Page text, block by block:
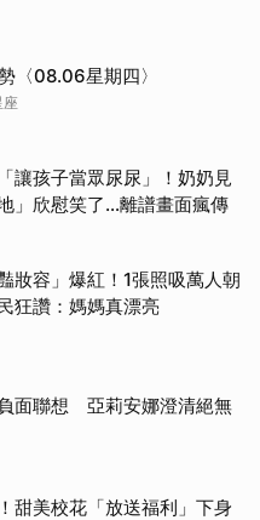
〈08.06星期四〉
讓孩子當眾尿尿」！奶奶見
」欣慰笑了…離譜畫面瘋傳
妝容」爆紅！1張照吸萬人朝
狂讚：媽媽真漂亮
面聯想 亞莉安娜澄清絕無
甜美校花「放送福利」下身